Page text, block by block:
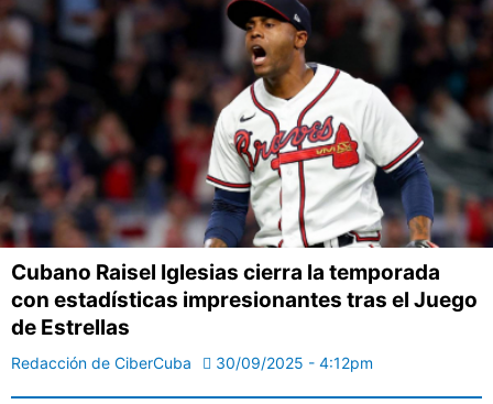
Cubano Raisel Iglesias cierra la temporada
con estadísticas impresionantes tras el Juego
de Estrellas
Redacción de CiberCuba 30/09/2025 - 4:12pm